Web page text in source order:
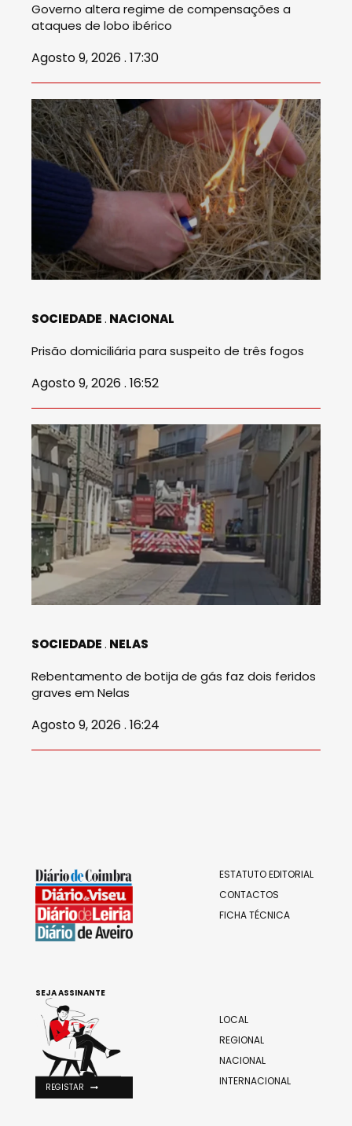
Governo altera regime de compensações a
ataques de lobo ibérico
Agosto 9, 2026 . 17:30
SOCIEDADE NACIONAL
Prisão domiciliária para suspeito de três fogos
Agosto 9, 2026 . 16:52
SOCIEDADE NELAS
Rebentamento de botija de gás faz dois feridos
graves em Nelas
Agosto 9, 2026 . 16:24
ESTATUTO EDITORIAL
CONTACTOS
FICHA TÉCNICA
LOCAL
REGIONAL
NACIONAL
INTERNACIONAL
SEJA ASSINANTE
REGISTAR